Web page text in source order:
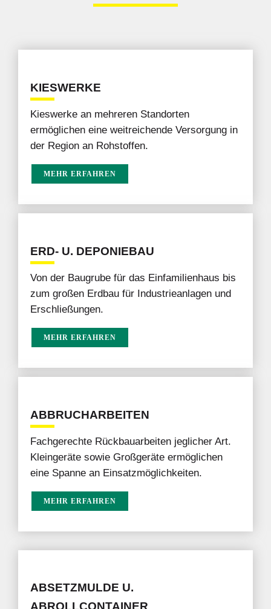
KIESWERKE
Kieswerke an mehreren Standorten
ermöglichen eine weitreichende Versorgung in
der Region an Rohstoffen.
MEHR ERFAHREN
ERD- U. DEPONIEBAU
Von der Baugrube für das Einfamilienhaus bis
zum großen Erdbau für Industrieanlagen und
Erschließungen.
MEHR ERFAHREN
ABBRUCHARBEITEN
Fachgerechte Rückbauarbeiten jeglicher Art.
Kleingeräte sowie Großgeräte ermöglichen
eine Spanne an Einsatzmöglichkeiten.
MEHR ERFAHREN
ABSETZMULDE U.
ABROLLCONTAINER